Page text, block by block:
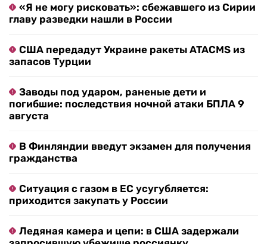
«Я не могу рисковать»: сбежавшего из Сирии
главу разведки нашли в России
США передадут Украине ракеты ATACMS из
запасов Турции
Заводы под ударом, раненые дети и
погибшие: последствия ночной атаки БПЛА 9
августа
В Финляндии введут экзамен для получения
гражданства
Ситуация с газом в ЕС усугубляется:
приходится закупать у России
Ледяная камера и цепи: в США задержали